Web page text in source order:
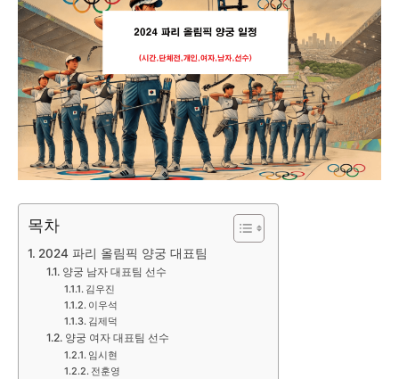
목차
2024 파리 올림픽 양궁 대표팀
양궁 남자 대표팀 선수
김우진
이우석
김제덕
양궁 여자 대표팀 선수
임시현
전훈영